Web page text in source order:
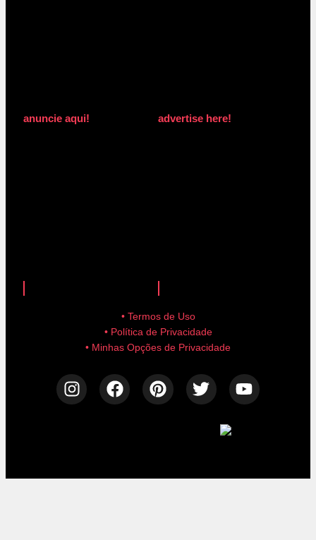
anuncie aqui! advertise here!
• Termos de Uso
• Política de Privacidade
• Minhas Opções de Privacidade